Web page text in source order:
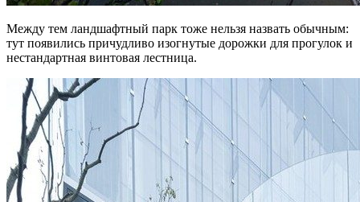
Между тем ландшафтный парк тоже нельзя назвать обычным:
тут появились причудливо изогнутые дорожки для прогулок и
нестандартная винтовая лестница.